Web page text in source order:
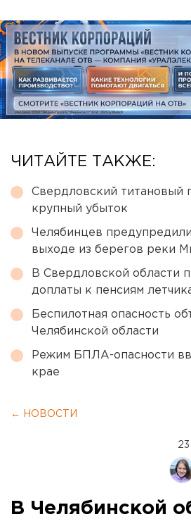
ЧИТАЙТЕ ТАКЖЕ:
Свердловский титановый
крупный убыток
Челябинцев
выходе из берегов реки
В Свердловской области
доплаты к пенсиям
Беспилотная опасность
Челябинской области
Режим БПЛА-опасности
крае
← НОВОСТИ
В Челябинской